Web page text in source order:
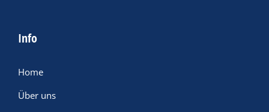
Info
Home
Über uns